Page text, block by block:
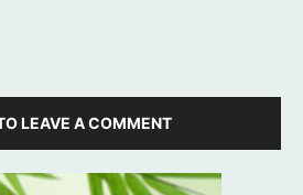
LEAVE A COMMENT